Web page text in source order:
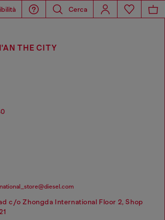
Cerca
THE CITY
c/o Zhongda International Floor 2, Shop